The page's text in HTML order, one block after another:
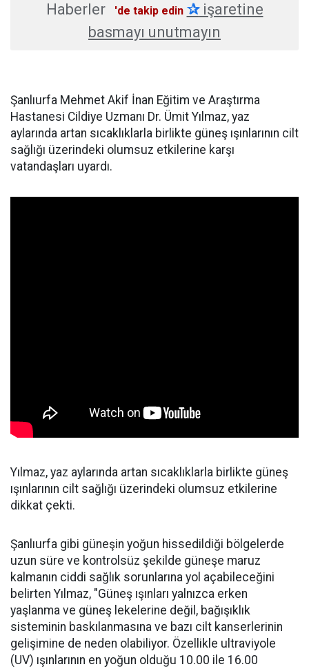
Haberler
'de takip edin ✰işaretine
basmayı unutmayın
Şanlıurfa Mehmet Akif İnan Eğitim ve Araştırma
Hastanesi Cildiye Uzmanı Dr. Ümit Yılmaz, yaz
aylarında artan sıcaklıklarla birlikte güneş ışınlarının cilt
sağlığı üzerindeki olumsuz etkilerine karşı
vatandaşları uyardı.
Yılmaz, yaz aylarında artan sıcaklıklarla birlikte güneş
ışınlarının cilt sağlığı üzerindeki olumsuz etkilerine
dikkat çekti.
Şanlıurfa gibi güneşin yoğun hissedildiği bölgelerde
uzun süre ve kontrolsüz şekilde güneşe maruz
kalmanın ciddi sağlık sorunlarına yol açabileceğini
belirten Yılmaz, "Güneş ışınları yalnızca erken
yaşlanma ve güneş lekelerine değil, bağışıklık
sisteminin baskılanmasına ve bazı cilt kanserlerinin
gelişimine de neden olabiliyor. Özellikle ultraviyole
(UV) ışınlarının en yoğun olduğu 10.00 ile 16.00